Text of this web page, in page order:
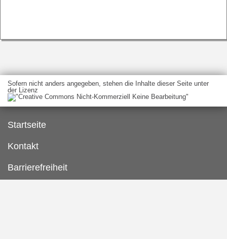
Sofern nicht anders angegeben, stehen die Inhalte dieser Seite unter
der Lizenz
Startseite
Kontakt
Barrierefreiheit